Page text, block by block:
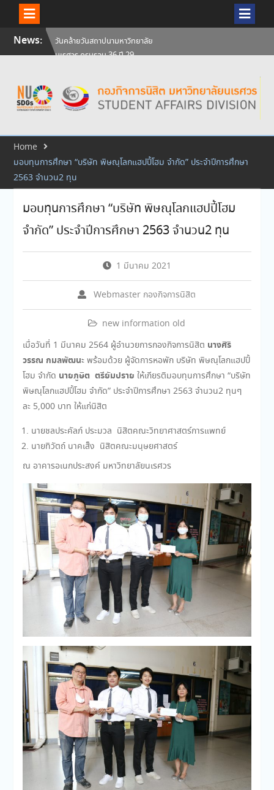
SkipNews:
วันคล้ายวันสถาปนามหาวิทยาลัย
นเรศวร ครบรอบ 36 ปี 29
สัมภาษณ์นิสิตเพื่อพิจารณาเข้ารับ
ทุนการศึกษามหาวิทยาลัยนเรศวร
ประจำปีการศึกษา 256
แก่นิสิตปัจจุบัน
Home
มอบทุนการศึกษา “บริษัท พิษณุโลกแฮปปี้โฮม จำกัด” ประจำปีการศึกษา
2563 จำนวน2 ทุน
มอบทุนการศึกษา “บริษัท พิษณุโลกแฮปปี้โฮม
จำกัด” ประจำปีการศึกษา 2563 จำนวน2 ทุน
1 มีนาคม 2021
Webmaster กองกิจการนิสิต
new information old
เมื่อวันที่ 1 มีนาคม 2564 ผู้อำนวยการกองกิจการนิสิต นางศิริ
วรรณ กมลพัฒนะ พร้อมด้วย ผู้จัดการหอพัก บริษัท พิษณุโลกแฮปปี้
โฮม จำกัด นายภูษิต ตรียัมปราย ให้เกียรติมอบทุนการศึกษา “บริษัท
พิษณุโลกแฮปปี้โฮม จำกัด” ประจำปีการศึกษา 2563 จำนวน2 ทุนๆ
ละ 5,000 บาท ให้แก่นิสิต
นายชลประคัลภ์ ประมวล นิสิตคณะวิทยาศาสตร์การแพทย์
นายทิวัตถ์ นาคเส็ง นิสิตคณะมนุษยศาสตร์
ณ อาคารอเนกประสงค์ มหาวิทยาลัยนเรศวร